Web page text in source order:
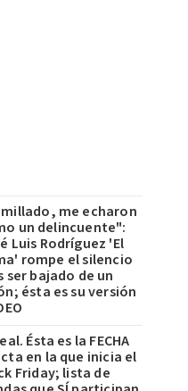
me echaron
un delincuente":
Luis Rodríguez 'El
rompe el silencio
ser bajado de un
ésta es su versión
Ésta es la FECHA
en la que inicia el
Friday; lista de